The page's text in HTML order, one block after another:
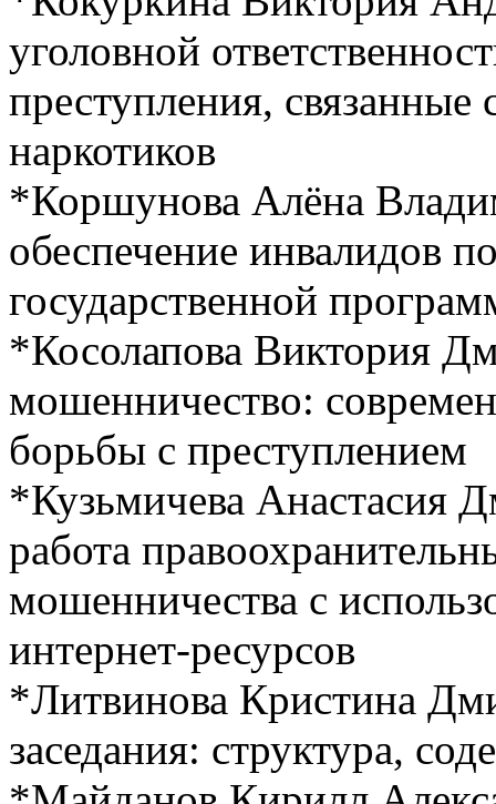
уголовной
преступления,
наркотиков
*Коршунова Алёна
обеспечение инвалидов
государственной
*Косолапова Виктория
мошенничество:
борьбы с преступлением
*Кузьмичева Анастасия
работа
мошенничества с
интернет-ресурсов
*Литвинова Кристина
заседания: структура,